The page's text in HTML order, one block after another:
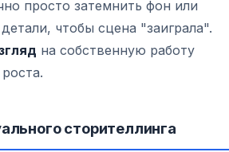
просто затемнить фон или
чтобы сцена "заиграла".
на собственную работу
сторителлинга